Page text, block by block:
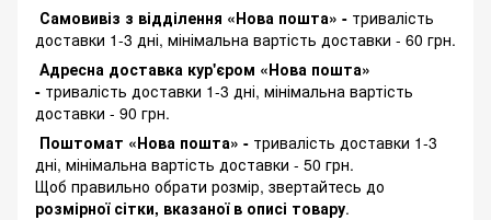
Самовивіз з відділення «Нова пошта» - тривалість
доставки 1-3 дні, мінімальна вартість доставки - 60 грн.
Адресна доставка кур'єром «Нова пошта»
- тривалість доставки 1-3 дні, мінімальна вартість
доставки - 90 грн.
Поштомат «Нова пошта» - тривалість доставки 1-3
дні, мінімальна вартість доставки - 50 грн.
Щоб правильно обрати розмір, звертайтесь до
розмірної сітки, вказаної в описі товару.